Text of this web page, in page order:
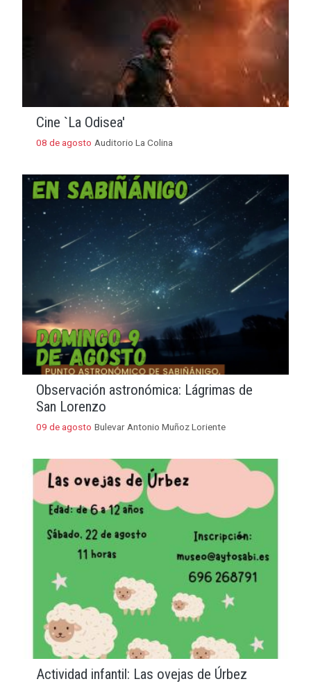
Cine `La Odisea'
08 de agosto Auditorio La Colina
Observación astronómica: Lágrimas de
San Lorenzo
09 de agosto Bulevar Antonio Muñoz Loriente
Actividad infantil: Las ovejas de Úrbez